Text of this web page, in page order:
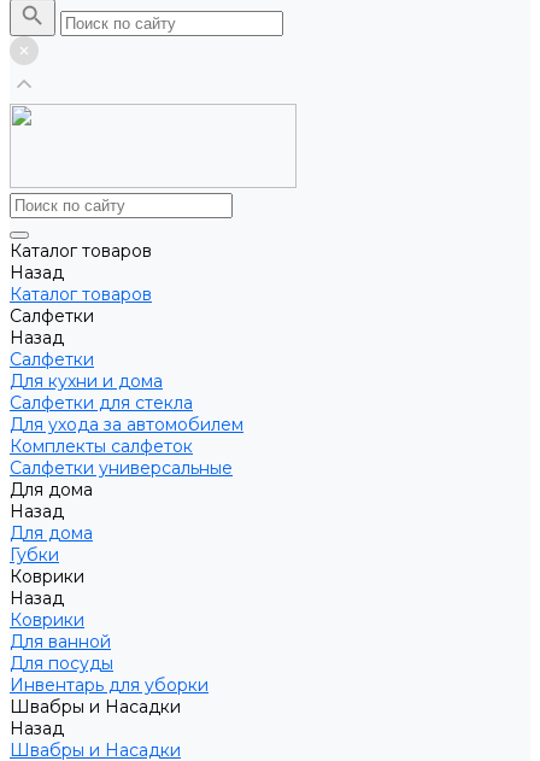
Каталог товаров
Назад
Каталог товаров
Салфетки
Назад
Салфетки
Для кухни и дома
Салфетки для стекла
Для ухода за автомобилем
Комплекты салфеток
Салфетки универсальные
Для дома
Назад
Для дома
Губки
Коврики
Назад
Коврики
Для ванной
Для посуды
Инвентарь для уборки
Швабры и Насадки
Назад
Швабры и Насадки